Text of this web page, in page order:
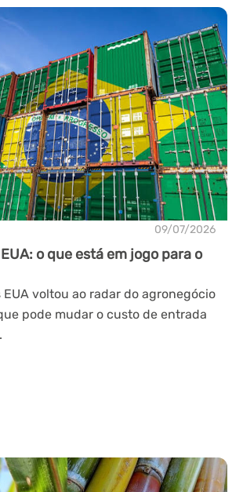
09/07/2026
o que está em jogo para o
EUA voltou ao radar do agronegócio
pode mudar o custo de entrada